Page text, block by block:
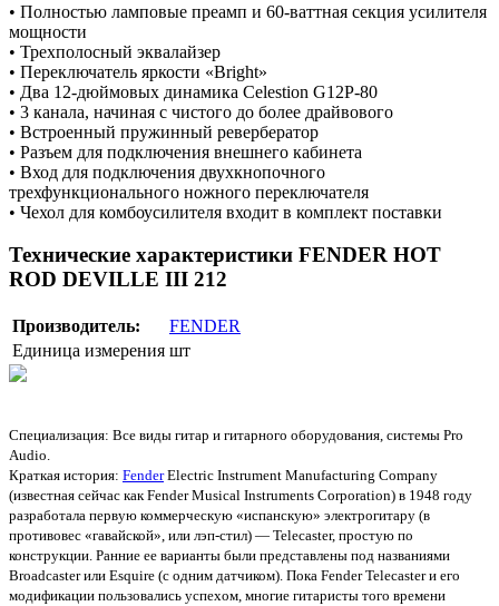
• Полностью ламповые преамп и 60-ваттная секция усилителя
мощности
• Трехполосный эквалайзер
• Переключатель яркости «Bright»
• Два 12-дюймовых динамика Celestion G12P-80
• 3 канала, начиная с чистого до более драйвового
• Встроенный пружинный ревербератор
• Разъем для подключения внешнего кабинета
• Вход для подключения двухкнопочного
трехфункционального ножного переключателя
• Чехол для комбоусилителя входит в комплект поставки
Технические характеристики FENDER HOT
ROD DEVILLE III 212
Производитель:
FENDER
Единица измерения шт
Специализация: Все виды гитар и гитарного оборудования, системы Pro
Audio.
Краткая история: FenderElectric Instrument Manufacturing Company
(известная сейчас как Fender Musical Instruments Corporation) в 1948 году
разработала первую коммерческую «испанскую» электрогитару (в
противовес «гавайской», или лэп-стил) — Telecaster, простую по
конструкции. Ранние ее варианты были представлены под названиями
Broadcaster или Esquire (с одним датчиком). Пока Fender Telecaster и его
модификации пользовались успехом, многие гитаристы того времени